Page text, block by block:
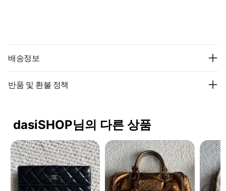
배송정보
반품 및 환불 정책
dasiSHOP님의 다른 상품